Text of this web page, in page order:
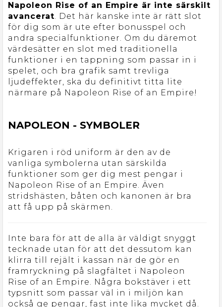
Napoleon Rise of an Empire är inte särskilt
avancerat. Det här kanske inte är rätt slot
för dig som är ute efter bonusspel och
andra specialfunktioner. Om du däremot
värdesätter en slot med traditionella
funktioner i en tappning som passar in i
spelet, och bra grafik samt trevliga
ljudeffekter, ska du definitivt titta lite
närmare på Napoleon Rise of an Empire!
NAPOLEON - SYMBOLER
Krigaren i röd uniform är den av de
vanliga symbolerna utan särskilda
funktioner som ger dig mest pengar i
Napoleon Rise of an Empire. Även
stridshästen, båten och kanonen är bra
att få upp på skärmen.
Inte bara för att de alla är väldigt snyggt
tecknade utan för att det dessutom kan
klirra till rejält i kassan när de gör en
framryckning på slagfältet i Napoleon
Rise of an Empire. Några bokstäver i ett
typsnitt som passar väl in i miljön kan
också ge pengar, fast inte lika mycket då.